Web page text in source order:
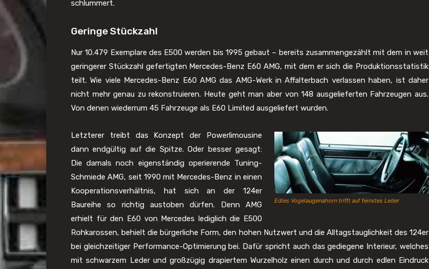
schlummert.
Geringe Stückzahl
Nur 10.479 Exemplare des E500 werden bis 1995 gebaut – bereits zusammengezählt mit dem in weit
geringerer Stückzahl gefertigten Mercedes-Benz E60 AMG, mit dem er sich die Produktionsstatistik
teilt. Wie viele Mercedes-Benz E60 AMG das AMG-Werk in Affalterbach verlassen haben, ist daher
nicht mehr genau zu rekonstruieren. Heute geht man aber von 148 ausgelieferten Fahrzeugen aus.
Von denen wiederrum 45 Fahrzeuge als E60 Limited ausgeliefert wurden.
Edles Vogelaugenahorn trifft auf feinstes Leder
Letzterer treibt das Konzept der Powerlimousine
dann endgültig auf die Spitze. Oder besser gesagt:
Die damals noch eigenständig operierende Tuning-
Schmiede AMG, seit 1990 mit Mercedes-Benz in einen
Kooperationsverhältnis, hat sich an der 124er
Baureihe so richtig austoben dürfen. Denn AMG
erhielt für den E60 von Mercedes lediglich die E500
Rohkarossen, behielt die bürgerliche Form, den hohen Nutzwert und die Alltagstauglichkeit des 124er
bei gleichzeitiger Performance-Optimierung bei. Dafür spricht auch das gediegene Interieur, welches
mit schwarzem Leder und großzügig drapiertem Wurzelholz einen durch und durch edlen Eindruck